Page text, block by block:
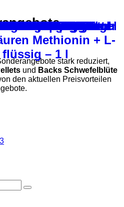
stark reduziert,
und Backs Schwefelblüte
den aktuellen Preisvorteilen
B-Komplex 300ml
– 240 ml
XentasanMix
stabilisiert
– 250 ml
ADEC
W Tauben
Mineralfutter
Methionin + L-
– 1 l
für Geflügel
Tinktur
Energie 400 g
– 250 ml
für Rassegeflügel
Kapseln
MIN 1 kg
– 600 g
600 g
1000 ml